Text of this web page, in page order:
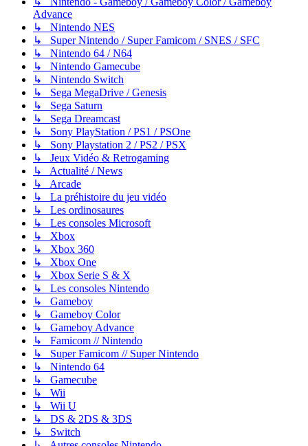
Advance
↳ Nintendo NES
↳ Super Nintendo / Super Famicom / SNES / SFC
↳ Nintendo 64 / N64
↳ Nintendo Gamecube
↳ Nintendo Switch
↳ Sega MegaDrive / Genesis
↳ Sega Saturn
↳ Sega Dreamcast
↳ Sony PlayStation / PS1 / PSOne
↳ Sony Playstation 2 / PS2 / PSX
↳ Jeux Vidéo & Retrogaming
↳ Actualité / News
↳ Arcade
↳ La préhistoire du jeu vidéo
↳ Les ordinosaures
↳ Les consoles Microsoft
↳ Xbox
↳ Xbox 360
↳ Xbox One
↳ Xbox Serie S & X
↳ Les consoles Nintendo
↳ Gameboy
↳ Gameboy Color
↳ Gameboy Advance
↳ Famicom // Nintendo
↳ Super Famicom // Super Nintendo
↳ Nintendo 64
↳ Gamecube
↳ Wii
↳ Wii U
↳ DS & 2DS & 3DS
↳ Switch